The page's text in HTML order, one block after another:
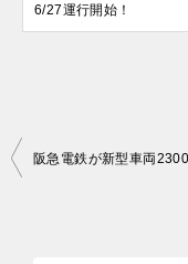
6/27運行開始！
投